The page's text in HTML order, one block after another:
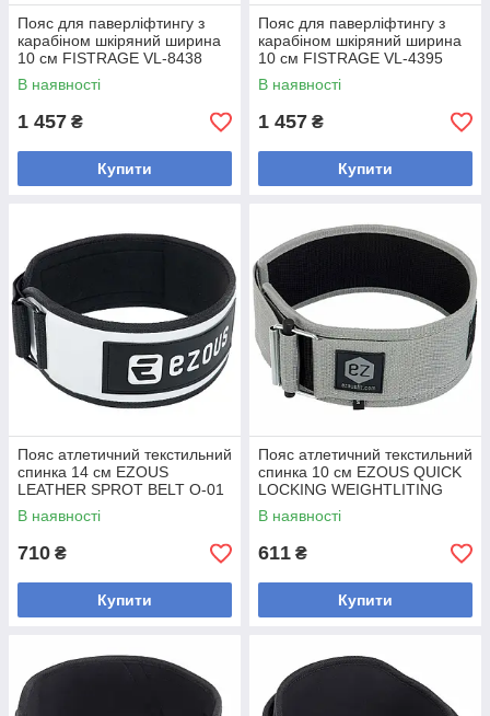
Пояс для паверліфтингу з
карабіном шкіряний ширина
10 см FISTRAGE VL-8438
(шкіра, ширина-10 см, розмір
S-XL,
В наявності
1 457 ₴
Купити
Пояс для паверліфтингу з
карабіном шкіряний ширина
10 см FISTRAGE VL-4395
(шкіра, ширина-10 см, розмір
S-XL,
В наявності
1 457 ₴
Купити
Пояс атлетичний текстильний
спинка 14 см EZOUS
LEATHER SPROT BELT O-01
(EVA, PL, шир.14 см, розмір
S-L,
В наявності
710 ₴
Купити
Пояс атлетичний текстильний
спинка 10 см EZOUS QUICK
LOCKING WEIGHTLITING
BELT O-02 (PP, шир.10 см,
розмір
В наявності
611 ₴
Купити